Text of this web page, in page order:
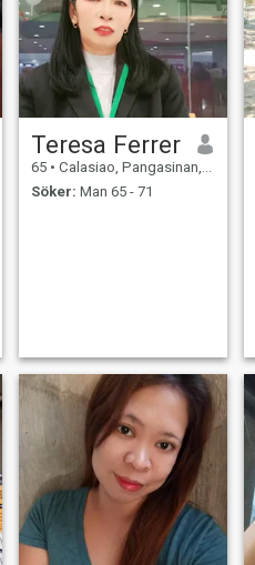
Teresa Ferrer
65 • Calasiao, Pangasinan, Filippinerna
Söker: Man 65 - 71